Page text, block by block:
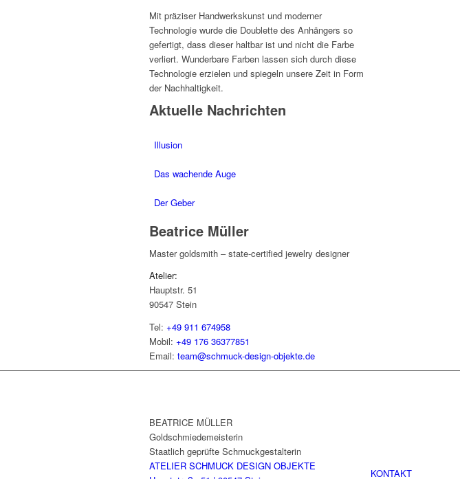
Mit präziser Handwerkskunst und moderner
Technologie wurde die Doublette des Anhängers so
gefertigt, dass dieser haltbar ist und nicht die Farbe
verliert. Wunderbare Farben lassen sich durch diese
Technologie erzielen und spiegeln unsere Zeit in Form
der Nachhaltigkeit.
Aktuelle Nachrichten
Illusion
Das wachende Auge
Der Geber
Beatrice Müller
Master goldsmith – state-certified jewelry designer
Atelier:
Hauptstr. 51
90547 Stein
Tel: +49 911 674958
Mobil: +49 176 36377851
Email: team@schmuck-design-objekte.de
BEATRICE MÜLLER
Goldschmiedemeisterin
Staatlich geprüfte Schmuckgestalterin
ATELIER SCHMUCK DESIGN OBJEKTE
KONTAKT